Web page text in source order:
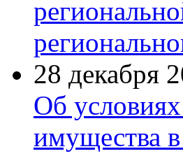
28 декабря
Об
имущества